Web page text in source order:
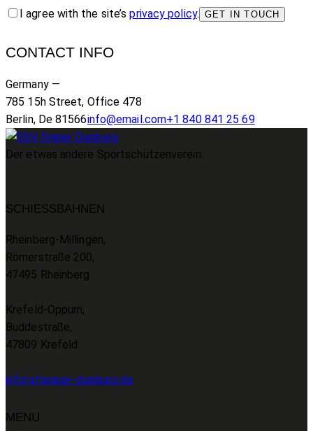
I agree with the site’sprivacy policy.
CONTACT INFO
Germany —
785 15h Street, Office 478
Berlin, De 81566info@email.com+1 840 841 25 69
Der etwas andere Sportschützenverein.
SCHIESSBAHNEN
Rheinberg-Millingen,
Römerstraße 200,
47495 Rheinberg
Krefeld-Oppum,
Buddestraße,
47809 Krefeld
info(at)sniper-duisburg.de
MENU